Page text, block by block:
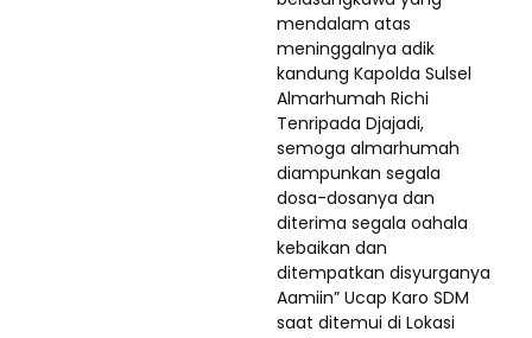
mendalam atas
meninggalnya adik
kandung Kapolda Sulsel
Almarhumah Richi
Tenripada Djajadi,
semoga almarhumah
diampunkan segala
dosa-dosanya dan
diterima segala oahala
kebaikan dan
ditempatkan disyurganya
Aamiin” Ucap Karo SDM
saat ditemui di Lokasi